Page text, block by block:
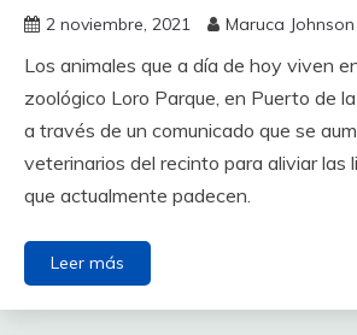
2 noviembre, 2021 Maruca Johnson
Los animales que a día de hoy viven
zoológico Loro Parque, en Puerto de
a través de un comunicado que se
veterinarios del recinto para aliviar las
que actualmente padecen.
Leer más